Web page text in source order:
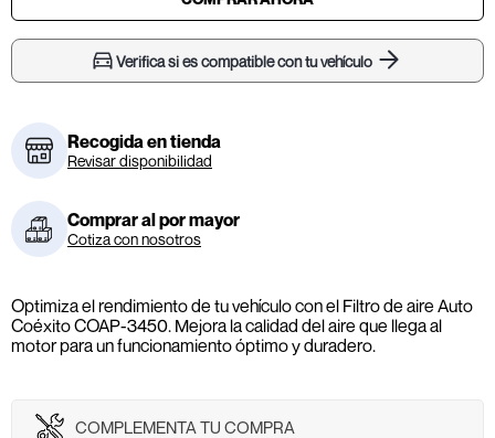
Verifica si es compatible con tu vehículo
Recogida en tienda
Revisar disponibilidad
Comprar al por mayor
Cotiza con nosotros
Optimiza el rendimiento de tu vehículo con el Filtro de aire Auto
Coéxito COAP-3450. Mejora la calidad del aire que llega al
motor para un funcionamiento óptimo y duradero.
COMPLEMENTA TU COMPRA